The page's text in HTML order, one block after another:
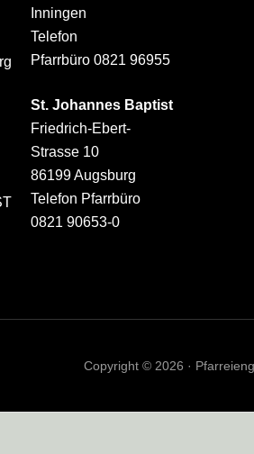
Inningen
Telefon
Pfarrbüro 0821 96955
St. Johannes Baptist
Friedrich-Ebert-
Strasse 10
86199 Augsburg
Telefon Pfarrbüro
0821 90653-0
Copyright © 2026 ·